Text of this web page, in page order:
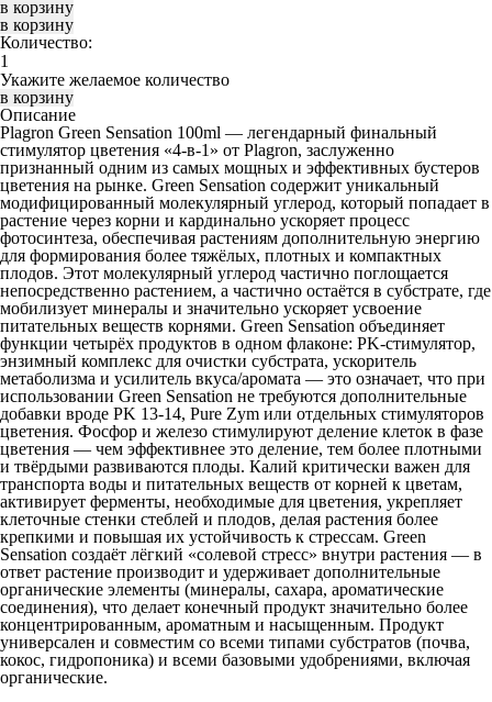
Количество:
Укажите желаемое количество
Описание
Plagron Green Sensation 100ml — легендарный финальный
стимулятор цветения «4-в-1» от Plagron, заслуженно
признанный одним из самых мощных и эффективных бустеров
цветения на рынке. Green Sensation содержит уникальный
модифицированный молекулярный углерод, который попадает в
растение через корни и кардинально ускоряет процесс
фотосинтеза, обеспечивая растениям дополнительную энергию
для формирования более тяжёлых, плотных и компактных
плодов. Этот молекулярный углерод частично поглощается
непосредственно растением, а частично остаётся в субстрате, где
мобилизует минералы и значительно ускоряет усвоение
питательных веществ корнями. Green Sensation объединяет
функции четырёх продуктов в одном флаконе: PK-стимулятор,
энзимный комплекс для очистки субстрата, ускоритель
метаболизма и усилитель вкуса/аромата — это означает, что при
использовании Green Sensation не требуются дополнительные
добавки вроде PK 13-14, Pure Zym или отдельных стимуляторов
цветения. Фосфор и железо стимулируют деление клеток в фазе
цветения — чем эффективнее это деление, тем более плотными
и твёрдыми развиваются плоды. Калий критически важен для
транспорта воды и питательных веществ от корней к цветам,
активирует ферменты, необходимые для цветения, укрепляет
клеточные стенки стеблей и плодов, делая растения более
крепкими и повышая их устойчивость к стрессам. Green
Sensation создаёт лёгкий «солевой стресс» внутри растения — в
ответ растение производит и удерживает дополнительные
органические элементы (минералы, сахара, ароматические
соединения), что делает конечный продукт значительно более
концентрированным, ароматным и насыщенным. Продукт
универсален и совместим со всеми типами субстратов (почва,
кокос, гидропоника) и всеми базовыми удобрениями, включая
органические.